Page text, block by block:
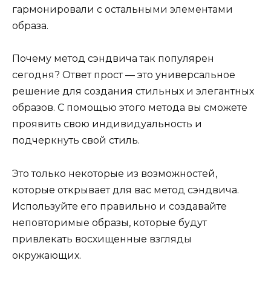
гармонировали с остальными элементами
образа.
Почему метод сэндвича так популярен
сегодня? Ответ прост — это универсальное
решение для создания стильных и элегантных
образов. С помощью этого метода вы сможете
проявить свою индивидуальность и
подчеркнуть свой стиль.
Это только некоторые из возможностей,
которые открывает для вас метод сэндвича.
Используйте его правильно и создавайте
неповторимые образы, которые будут
привлекать восхищенные взгляды
окружающих.